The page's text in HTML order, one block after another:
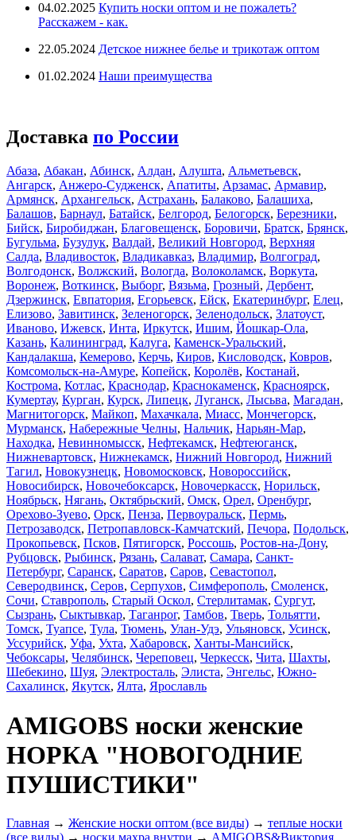
04.02.2025 Купить носки оптом и не пожалеть?
Расскажем - как.
22.05.2024 Детское нижнее белье и трикотаж оптом
01.02.2024 Наши преимущества
Доставка по России
Абаза, Абакан, Абинск, Алдан, Алушта, Альметьевск,
Ангарск, Анжеро-Судженск, Апатиты, Арзамас, Армавир,
Армянск, Архангельск, Астрахань, Балаково, Балашиха,
Балашов, Барнаул, Батайск, Белгород, Белогорск, Березники,
Бийск, Биробиджан, Благовещенск, Боровичи, Братск, Брянск,
Бугульма, Бузулук, Валдай, Великий Новгород, Верхняя
Салда, Владивосток, Владикавказ, Владимир, Волгоград,
Волгодонск, Волжский, Вологда, Волоколамск, Воркута,
Воронеж, Воткинск, Выборг, Вязьма, Грозный, Дербент,
Дзержинск, Евпатория, Егорьевск, Ейск, Екатеринбург, Елец,
Елизово, Завитинск, Зеленогорск, Зеленодольск, Златоуст,
Иваново, Ижевск, Инта, Иркутск, Ишим, Йошкар-Ола,
Казань, Калининград, Калуга, Каменск-Уральский,
Кандалакша, Кемерово, Керчь, Киров, Кисловодск, Ковров,
Комсомольск-на-Амуре, Копейск, Королёв, Костанай,
Кострома, Котлас, Краснодар, Краснокаменск, Красноярск,
Кумертау, Курган, Курск, Липецк, Луганск, Лысьва, Магадан,
Магнитогорск, Майкоп, Махачкала, Миасс, Мончегорск,
Мурманск, Набережные Челны, Нальчик, Нарьян-Мар,
Находка, Невинномысск, Нефтекамск, Нефтеюганск,
Нижневартовск, Нижнекамск, Нижний Новгород, Нижний
Тагил, Новокузнецк, Новомосковск, Новороссийск,
Новосибирск, Новочебоксарск, Новочеркасск, Норильск,
Ноябрьск, Нягань, Октябрьский, Омск, Орел, Оренбург,
Орехово-Зуево, Орск, Пенза, Первоуральск, Пермь,
Петрозаводск, Петропавловск-Камчатский, Печора, Подольск,
Прокопьевск, Псков, Пятигорск, Россошь, Ростов-на-Дону,
Рубцовск, Рыбинск, Рязань, Салават, Самара, Санкт-
Петербург, Саранск, Саратов, Саров, Севастопол,
Северодвинск, Серов, Серпухов, Симферополь, Смоленск,
Сочи, Ставрополь, Старый Оскол, Стерлитамак, Сургут,
Сызрань, Сыктывкар, Таганрог, Тамбов, Тверь, Тольятти,
Томск, Туапсе, Тула, Тюмень, Улан-Удэ, Ульяновск, Усинск,
Уссурийск, Уфа, Ухта, Хабаровск, Ханты-Мансийск,
Чебоксары, Челябинск, Череповец, Черкесск, Чита, Шахты,
Шебекино, Шуя, Электросталь, Элиста, Энгельс, Южно-
Сахалинск, Якутск, Ялта, Ярославль
AMIGOBS носки женские
НОРКА "НОВОГОДНИЕ
ПУШИСТИКИ"
Главная → Женские носки оптом (все виды) → теплые носки
(все виды) → носки махра внутри → AMIGOBS&Виктория